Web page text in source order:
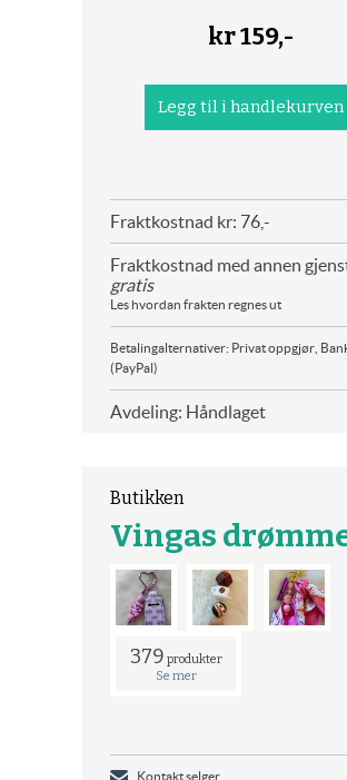
kr159,-
Fraktkostnad kr: 76,-
Fraktkostnad med annen
gratis
Les hvordan frakten regnes ut
Betalingalternativer: Privat oppgjør,
(PayPal)
Avdeling: Håndlaget
Butikken
Vingas
379 produkter
Se mer
Kontakt selger